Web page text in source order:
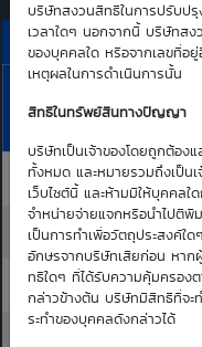
บริษัทสงวนสิทธิในการปรับปรุ
เวลาใดๆ นอกจากนี้ บริษัทสง
ของบุคคลใด หรือจากเลขที่อยู่
เหตุผลในการดำเนินการนั้น
สิทธิในทรัพย์สินทางปัญญา
บริษัทเป็นเจ้าของโดยถูกต้อง
ทั้งหมด และหมายรวมถึงเป็น
เว็บไซต์นี้ และห้ามมิให้บุคคลใ
จำหน่ายจ่ายแจกหรือนำไปตีพิ
เป็นการทำเพื่อวัตถุประสงค์
อักษรจากบริษัทเสียก่อน หากผู้
ทธิใดๆ ที่ได้รับความคุ้มครอ
กล่าวข้างต้น บริษัทมีสิทธิที่จะ
ระทำของบุคคลดังกล่าวได้
ราคาเสนอ
Bid | Offer
10
Aug
26
35.00 35.25 0.01
35.25 35.50 0.01
35.50 35.75 0.01